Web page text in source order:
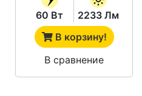
60 Вт
2233 Лм
В корзину!
В сравнение